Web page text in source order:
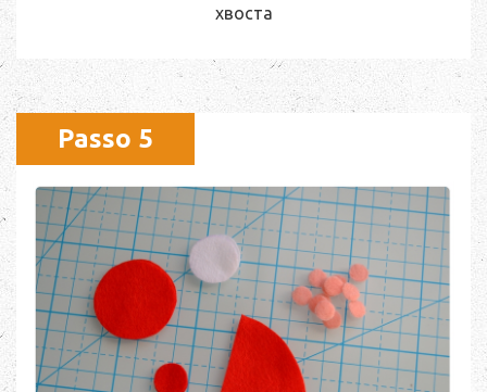
хвоста
Passo 5